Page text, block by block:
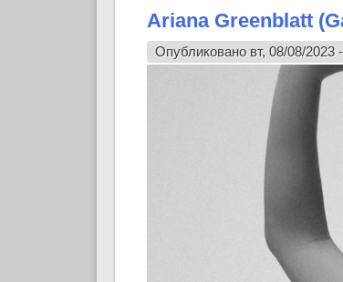
Ariana Greenblatt
Опубликовано вт, 08/08/2023